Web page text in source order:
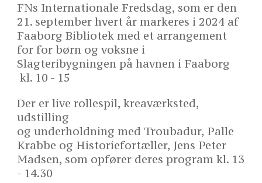
FNs Internationale Fredsdag, som er den
21. september hvert år markeres i 2024 af
Faaborg Bibliotek med et arrangement
for for børn og voksne i
Slagteribygningen på havnen i Faaborg
kl. 10 - 15
Der er live rollespil, kreaværksted,
udstilling
og underholdning med Troubadur, Palle
Krabbe og Historiefortæller, Jens Peter
Madsen, som opfører deres program kl. 13
- 14.30